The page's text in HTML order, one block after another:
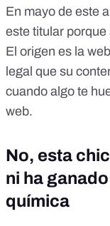
En mayo de este
este titular
El origen es la web
legal que su
cuando algo te
web.
No, esta
ni ha
química